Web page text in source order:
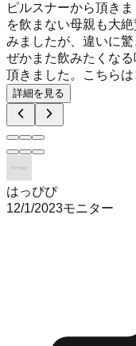
ピルスナーから頂き
を飲まない母親も大
みましたが、違いに
ぜかまた飲みたくな
頂きました。こちら
詳細を見る
はっぴぴ
12/1/2023モニター